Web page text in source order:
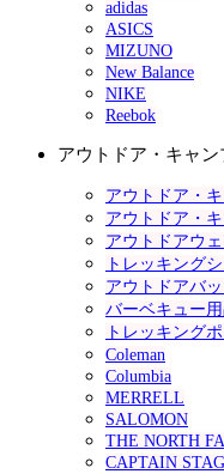
adidas
ASICS
MIZUNO
New Balance
NIKE
Reebok
アウトドア・キャ
アウトドア・
アウトドア・
アウトドアウ
トレッキング
アウトドアバ
バーベキュー
トレッキング
Coleman
Columbia
MERRELL
SALOMON
THE NORTH
CAPTAIN STAG